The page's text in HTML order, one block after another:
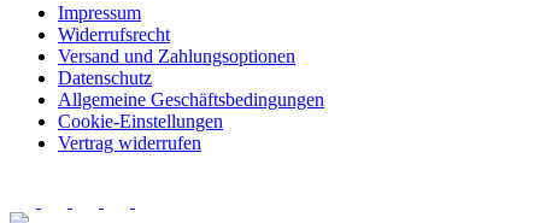
Impressum
Widerrufsrecht
Versand und Zahlungsoptionen
Datenschutz
Allgemeine Geschäftsbedingungen
Cookie-Einstellungen
Vertrag widerrufen